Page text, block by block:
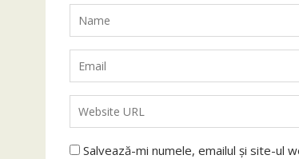
Salvează-mi numele, emailul și site-ul